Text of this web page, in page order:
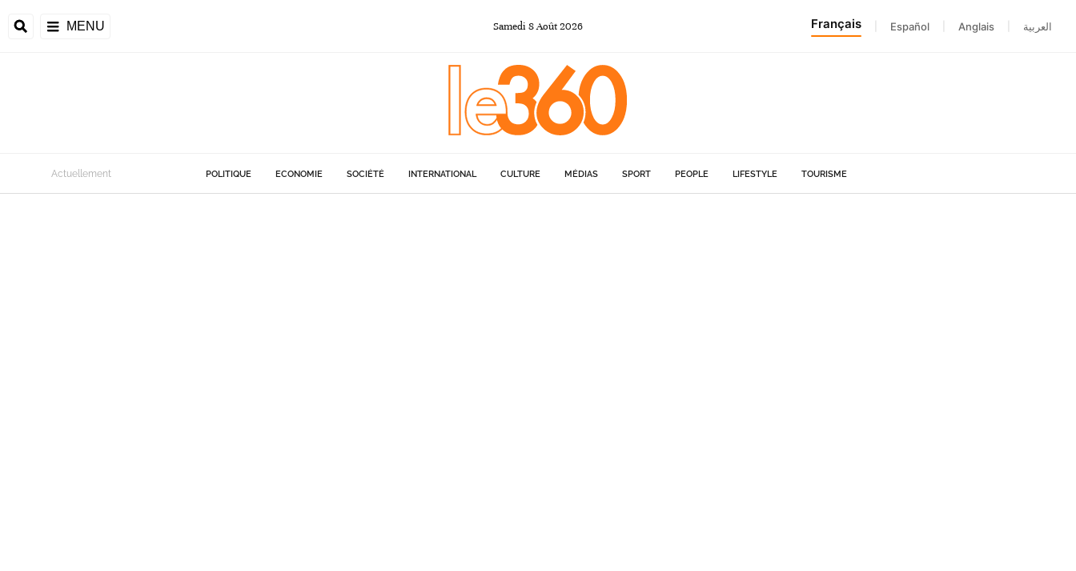
MENU Samedi 8Août2026 Français Español Anglais العربية
Actuellement POLITIQUE ECONOMIE SOCIÉTÉ INTERNATIONAL CULTURE MÉDIAS SPORT PEOPLE LIFESTYLE TOURISME